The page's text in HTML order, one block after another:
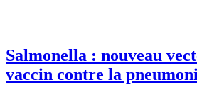
Salmonella : nouveau
vaccin contre la